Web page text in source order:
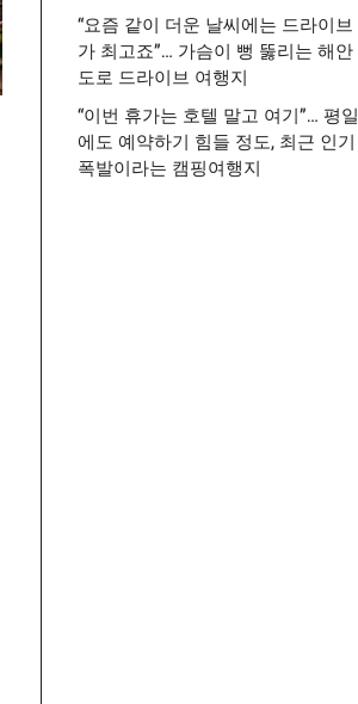
“요즘 같이 더운 날씨에는 드라이브
가 최고죠”… 가슴이 뻥 뚫리는 해안
도로 드라이브 여행지
“이번 휴가는 호텔 말고 여기”… 평일
에도 예약하기 힘들 정도, 최근 인기
폭발이라는 캠핑여행지